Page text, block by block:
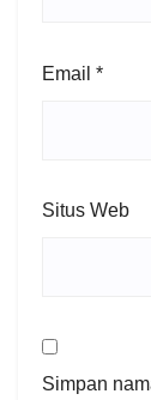
Email *
Situs Web
Simpan